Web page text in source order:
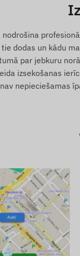
un LED
ierīci
pozīcijas.
pārvietošanas
GPS
dodas un kādu
par jebkuru
izsekošanas
nepieciešamas